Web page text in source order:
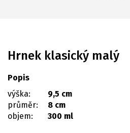
Hrnek klasický malý
Popis
výška:
9,5 cm
průměr:
8 cm
objem:
300 ml